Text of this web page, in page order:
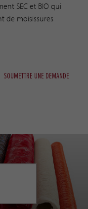
SEC et BIO qui
de moisissures
SOUMETTRE UNE DEMANDE